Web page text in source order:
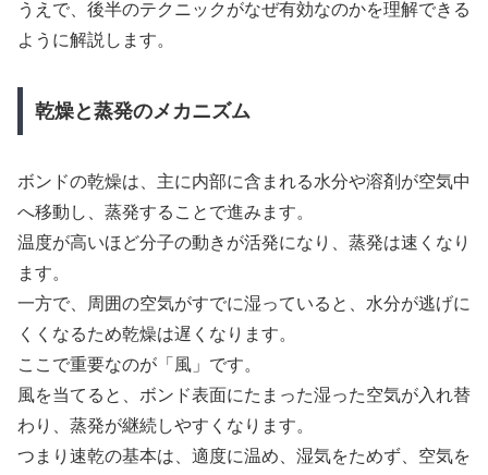
うえで、後半のテクニックがなぜ有効なのかを理解できる
ように解説します。
乾燥と蒸発のメカニズム
ボンドの乾燥は、主に内部に含まれる水分や溶剤が空気中
へ移動し、蒸発することで進みます。
温度が高いほど分子の動きが活発になり、蒸発は速くなり
ます。
一方で、周囲の空気がすでに湿っていると、水分が逃げに
くくなるため乾燥は遅くなります。
ここで重要なのが「風」です。
風を当てると、ボンド表面にたまった湿った空気が入れ替
わり、蒸発が継続しやすくなります。
つまり速乾の基本は、適度に温め、湿気をためず、空気を